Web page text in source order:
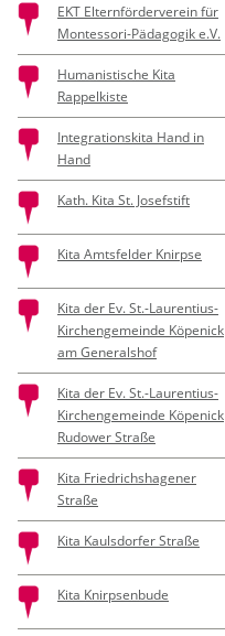
EKT Elternförderverein für
Montessori-Pädagogik e.V.
Humanistische Kita
Rappelkiste
Integrationskita Hand in
Hand
Kath. Kita St. Josefstift
Kita Amtsfelder Knirpse
Kita der Ev. St.-Laurentius-
Kirchengemeinde Köpenick
am Generalshof
Kita der Ev. St.-Laurentius-
Kirchengemeinde Köpenick
Rudower Straße
Kita Friedrichshagener
Straße
Kita Kaulsdorfer Straße
Kita Knirpsenbude